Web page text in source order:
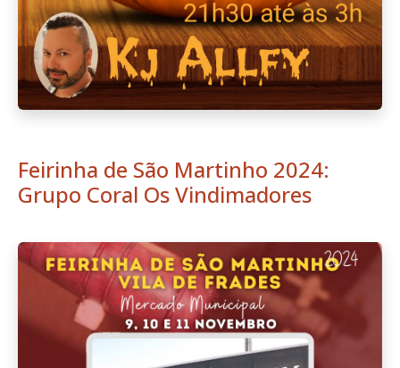
Feirinha de São Martinho 2024:
Grupo Coral Os Vindimadores